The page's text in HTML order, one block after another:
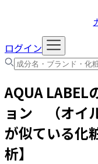
ログイン
AQUA LABEL
ョン （オイ
が似ている化
析】